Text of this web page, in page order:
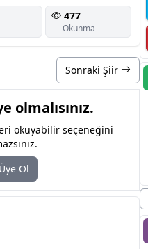
477
Okunma
Sonraki Şiir
olmalısınız.
okuyabilir seçeneğini
Ol